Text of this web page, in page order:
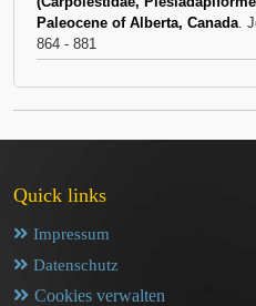
Paleocene of Alberta, Canada.
864 - 881
Quick links
Impressum
Datenschutz
Cookies verwalten